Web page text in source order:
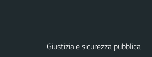
Giustizia e sicurezza pubblica